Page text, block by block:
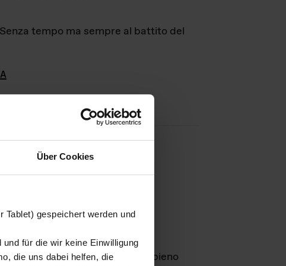
Über Cookies
Tablet) gespeichert werden und
für die wir keine Einwilligung
die uns dabei helfen, die
tempo ma sempre al battito del
LebenGmbH e rimangono in pieno